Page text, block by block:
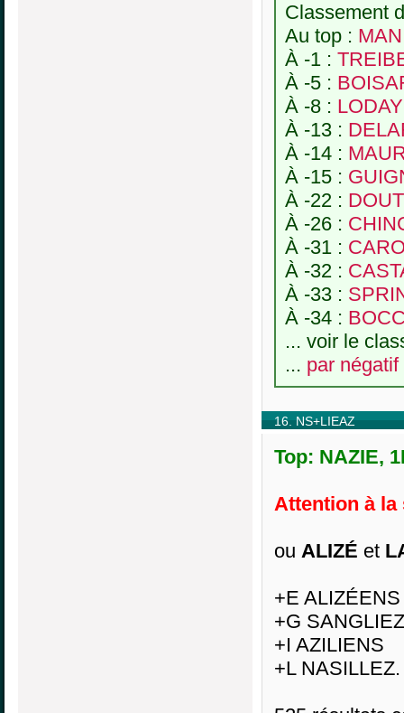
Classement
Au top :
À -1 :
À -5 :
À -8 :
À -13 :
À -14 :
À -15 :
À -22 :
À -26 :
À -31 :
À -32 :
À -33 :
À -34 :
... voir le
... par négatif
16. NS+LIEAZ
Top: NAZIE,
Attention à
ou ALIZÉ et
+E ALIZÉENS
+G
+I AZILIENS
+L NASILLEZ.